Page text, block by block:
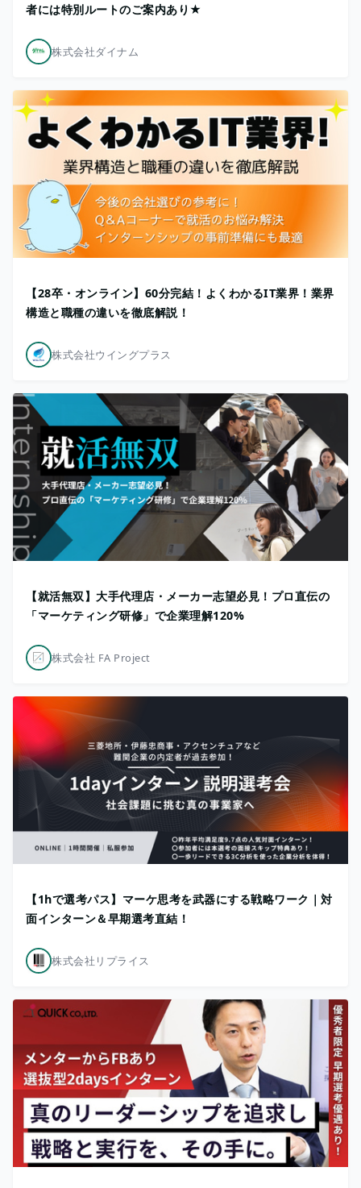
者には特別ルートのご案内あり★
株式会社ダイナム
【28卒・オンライン】60分完結！よくわかるIT業界！業界
構造と職種の違いを徹底解説！
株式会社ウイングプラス
【就活無双】大手代理店・メーカー志望必見！プロ直伝の
「マーケティング研修」で企業理解120%
株式会社 FA Project
【1hで選考パス】マーケ思考を武器にする戦略ワーク｜対
面インターン＆早期選考直結！
株式会社リプライス